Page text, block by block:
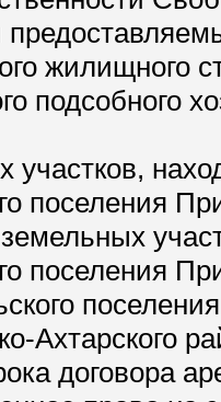
жилищного
подсобного
участков,
поселения
поселения
Ахтарского
договора